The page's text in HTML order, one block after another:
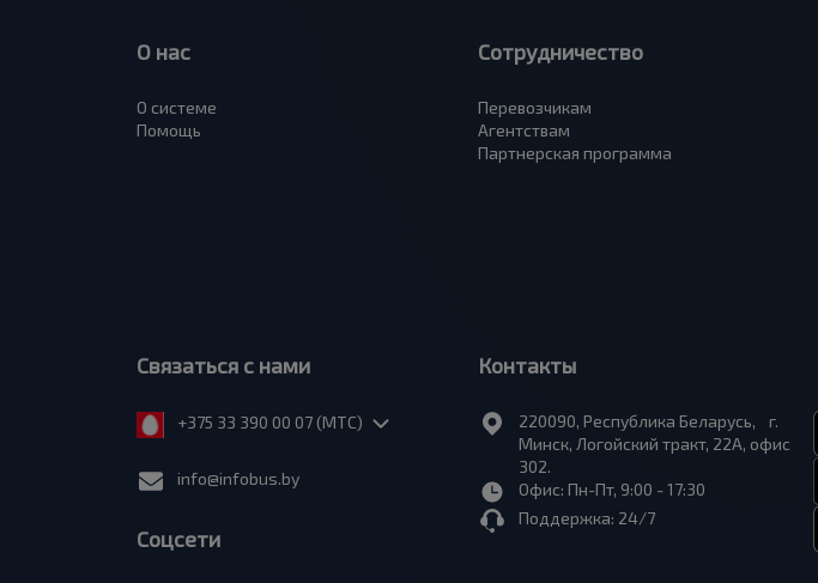
О нас
О системе
Помощь
Сотрудничество
Перевозчикам
Агентствам
Партнерская программа
Связаться с нами
+375 33 390 00 07 (МТС)
info@infobus.by
Соцсети
Контакты
220090, Республика Беларусь, г.
Минск, Логойский тракт, 22А, офис
302.
Офис: Пн-Пт, 9:00 - 17:30
Поддержка: 24/7